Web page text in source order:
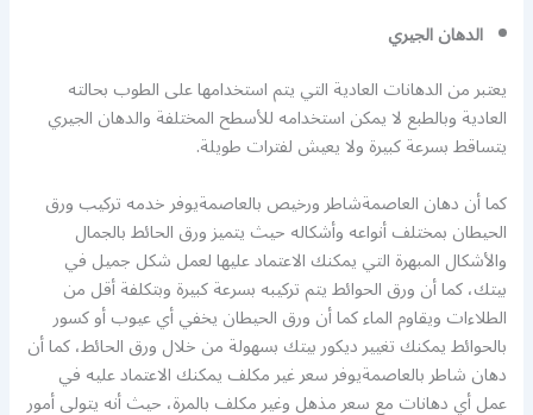
الدهان الجيري
يعتبر من الدهانات العادية التي يتم استخدامها على الطوب بحالته
العادية وبالطبع لا يمكن استخدامه للأسطح المختلفة والدهان الجيري
يتساقط بسرعة كبيرة ولا يعيش لفترات طويلة.
كما أن دهان العاصمةشاطر ورخيص بالعاصمةيوفر خدمه تركيب ورق
الحيطان بمختلف أنواعه وأشكاله حيث يتميز ورق الحائط بالجمال
والأشكال المبهرة التي يمكنك الاعتماد عليها لعمل شكل جميل في
بيتك، كما أن ورق الحوائط يتم تركيبه بسرعة كبيرة وبتكلفة أقل من
الطلاءات ويقاوم الماء كما أن ورق الحيطان يخفي أي عيوب أو كسور
بالحوائط يمكنك تغيير ديكور بيتك بسهولة من خلال ورق الحائط، كما أن
دهان شاطر بالعاصمةيوفر سعر غير مكلف يمكنك الاعتماد عليه في
عمل أي دهانات مع سعر مذهل وغير مكلف بالمرة، حيث أنه يتولى أمور